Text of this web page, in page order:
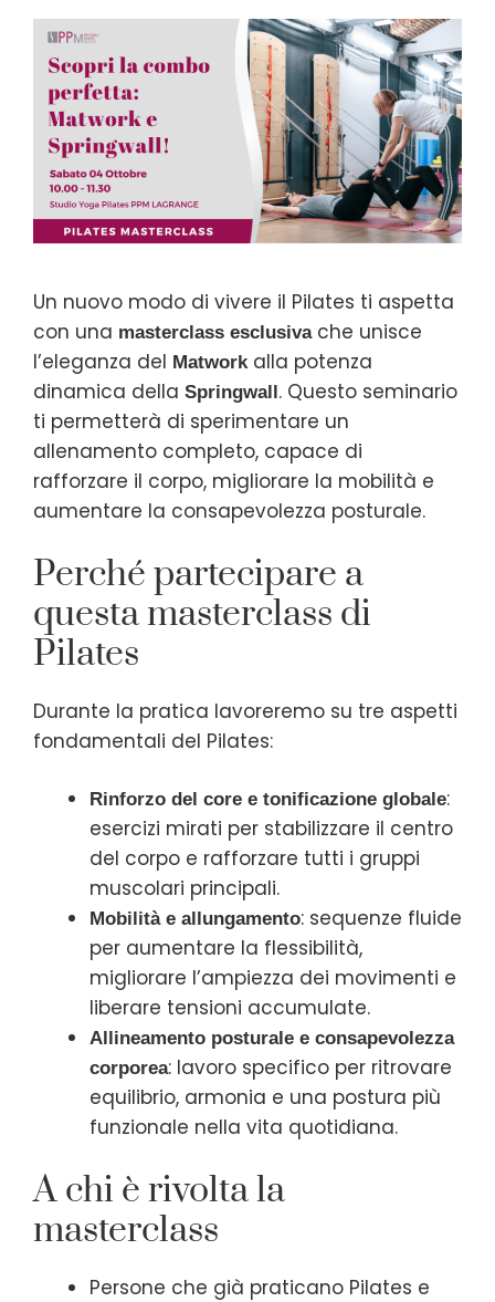
Un nuovo modo di vivere il Pilates ti aspetta
con una masterclass esclusivache unisce
l’eleganza del Matworkalla potenza
dinamica della Springwall. Questo seminario
ti permetterà di sperimentare un
allenamento completo, capace di
rafforzare il corpo, migliorare la mobilità e
aumentare la consapevolezza posturale.
Perché partecipare a
questa masterclass di
Pilates
Durante la pratica lavoreremo su tre aspetti
fondamentali del Pilates:
Rinforzo del core e tonificazione globale:
esercizi mirati per stabilizzare il centro
del corpo e rafforzare tutti i gruppi
muscolari principali.
Mobilità e allungamento: sequenze fluide
per aumentare la flessibilità,
migliorare l’ampiezza dei movimenti e
liberare tensioni accumulate.
Allineamento posturale e consapevolezza
corporea: lavoro specifico per ritrovare
equilibrio, armonia e una postura più
funzionale nella vita quotidiana.
A chi è rivolta la
masterclass
Persone che già praticano Pilates e